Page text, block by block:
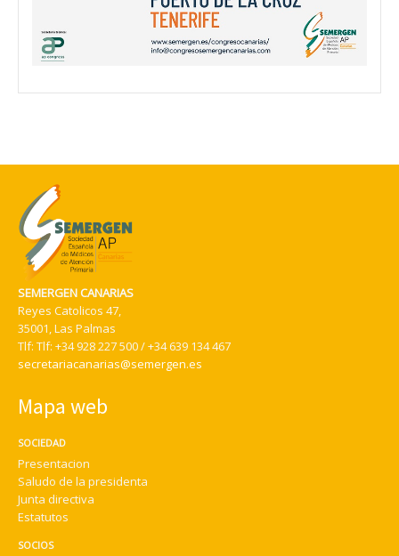
SEMERGEN CANARIAS
Reyes Catolicos 47,
35001, Las Palmas
Tlf: Tlf: +34 928 227 500 / +34 639 134 467
secretariacanarias@semergen.es
Mapa web
SOCIEDAD
Presentacion
Saludo de la presidenta
Junta directiva
Estatutos
SOCIOS